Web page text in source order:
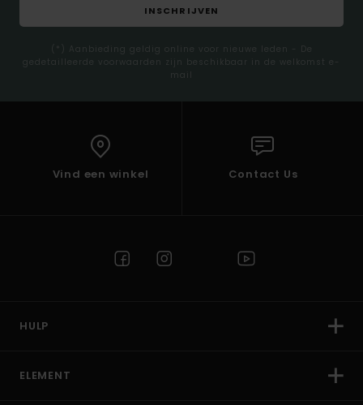
INSCHRIJVEN
(*) Aanbieding geldig online voor nieuwe leden - De
gedetailleerde voorwaarden zijn beschikbaar in de welkomst e-
mail
Vind een winkel Contact Us
HULP
ELEMENT